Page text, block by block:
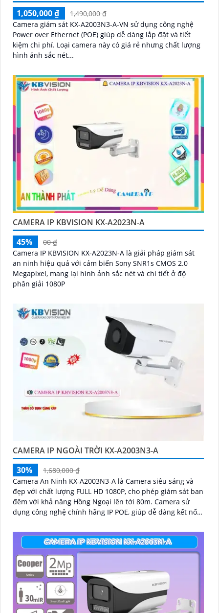
1,050,000 ₫
1,490,000 ₫
Camera giám sát KX-A2003N3-A-VN sử dụng công nghệ
Power over Ethernet (POE) giúp dễ dàng lắp đặt và tiết
kiệm chi phí. Loại camera này có giá rẻ nhưng chất lượng
hình ảnh sắc nét...
CAMERA IP KBVISION KX-A2023N-A
45%
00 ₫
Camera IP KBVISION KX-A2023N-A là giải pháp giám sát
an ninh hiệu quả với cảm biến Sony SNR1s CMOS 2.0
Megapixel, mang lại hình ảnh sắc nét và chi tiết ở độ
phân giải 1080P
CAMERA IP NGOÀI TRỜI KX-A2003N3-A
30%
1,680,000 ₫
Camera An Ninh KX-A2003N3-A là Camera siêu sáng và
đẹp với chất lượng FULL HD 1080P, cho phép giám sát ban
đêm với khả năng Hồng Ngoại lên tới 80m. Camera sử
dụng công nghệ chính hãng IP POE, giúp dễ dàng kết nối